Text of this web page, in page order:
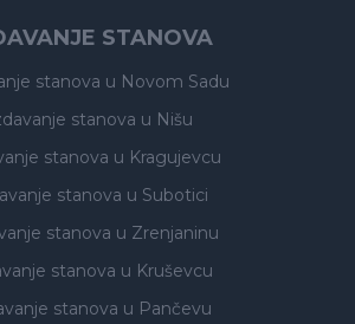
STANOVA
stanova u Novom Sadu
stanova u Nišu
stanova u Kragujevcu
stanova u Subotici
stanova u Zrenjaninu
stanova u Kruševcu
stanova u Pančevu